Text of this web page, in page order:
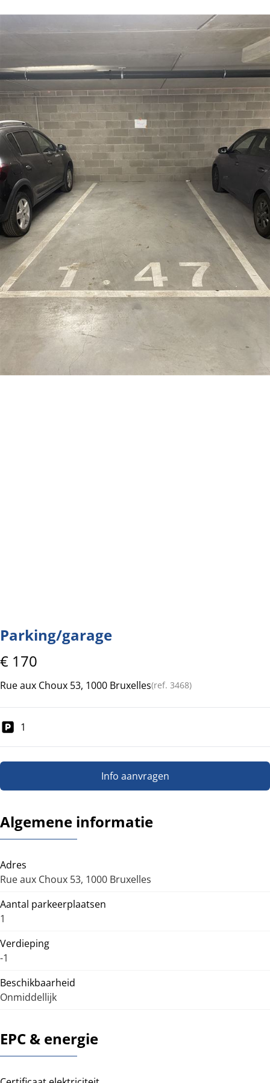
Parking/garage
€ 170
Rue aux Choux 53, 1000 Bruxelles(ref. 3468)
1
Info aanvragen
Algemene informatie
Adres
Rue aux Choux 53, 1000 Bruxelles
Aantal parkeerplaatsen
1
Verdieping
-1
Beschikbaarheid
Onmiddellijk
EPC & energie